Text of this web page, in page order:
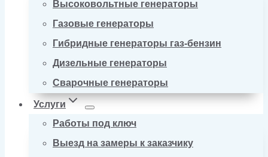
Высоковольтные генераторы
Газовые генераторы
Гибридные генераторы газ-бензин
Дизельные генераторы
Сварочные генераторы
Услуги
Работы под ключ
Выезд на замеры к заказчику